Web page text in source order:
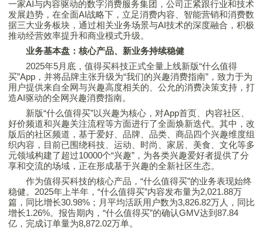
一家AI与内容驱动的数字消费服务集团，公司正紧跟行业和技术
发展趋势，在全面AI战略下，立足消费内容、智能营销和消费数
据三大业务板块，通过相关业务场景与AI技术的深度融合，积极
推动经营效率提升和商业模式升级。
业务基本盘：核心产品、新业务持续稳健
2025年5月底， 值得买科技正式全量上线新版“什么值得
买”App，并将品牌主张升级为“我们的兴趣消费指南”，致力于为
用户提供来自全网与兴趣高度相关的、公允的消费决策支持，打
造AI驱动的全网兴趣消费指南。
新版“什么值得买”以兴趣为核心，对App首页、内容社区、
好价频道和兴趣关注流程等方面进行了全面焕新迭代。其中，改
版后的社区频道，基于爱好、品牌、品类、商品四个兴趣维度组
织内容，目前已围绕科技、运动、时尚、家居、美食、文化等多
元领域构建了超过10000个“兴趣”，为各类兴趣爱好者提供了分
享和交流的场域，正在形成基于兴趣的全新社区生态。
作为值得买科技的核心产品，“什么值得买”的业务表现始终
稳健。2025年上半年，“什么值得买”内容发布量为2,021.88万
篇，同比增长30.98%；月平均活跃用户数为3,826.82万人，同比
增长1.26%。报告期内，“什么值得买”的确认GMV达到87.84
亿，完成订单量为8,872.02万单。